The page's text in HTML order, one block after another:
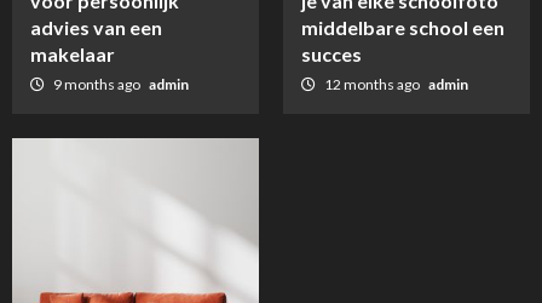
advies van een
makelaar
9 months ago admin
middelbare school een
succes
12 months ago admin